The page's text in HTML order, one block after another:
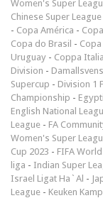
Women's Super
Chinese Super League
- Copa América -
Copa do Brasil -
Uruguay - Coppa Italia
Division -
Supercup - Division 1
Championship -
English National
League - FA
Women's Super
Cup 2023 - FIFA
liga - Indian Super
Israel Ligat Ha`Al -
League - Keuken